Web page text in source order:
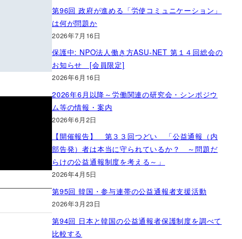
第96回 政府が進める「労使コミュニケーション」
は何が問題か
2026年7月16日
保護中: NPO法人働き方ASU-NET 第１４回総会の
お知らせ [会員限定]
2026年6月16日
2026年6月以降～労働関連の研究会・シンポジウ
ム等の情報・案内
2026年6月2日
【開催報告】 第３３回つどい 「公益通報（内
部告発）者は本当に守られているか？ ～問題だ
らけの公益通報制度を考える～」
2026年4月5日
第95回 韓国・参与連帯の公益通報者支援活動
2026年3月23日
第94回 日本と韓国の公益通報者保護制度を調べて
比較する